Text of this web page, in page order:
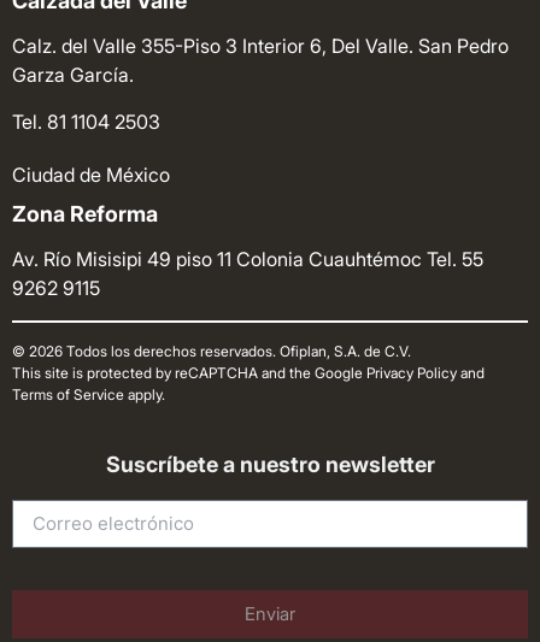
Calz. del Valle 355-Piso 3 Interior 6, Del Valle. San Pedro
Garza García.
Tel. 81 1104 2503
Ciudad de México
Zona Reforma
Av. Río Misisipi 49 piso 11 Colonia Cuauhtémoc Tel. 55
9262 9115
© 2026 Todos los derechos reservados. Ofiplan, S.A. de C.V.
This site is protected by reCAPTCHA and the Google Privacy Policy and
Terms of Service apply.
Suscríbete a nuestro newsletter
Enviar